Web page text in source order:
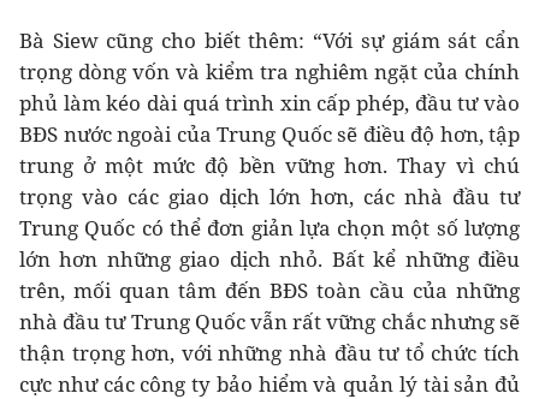
Bà Siew cũng cho biết thêm: “Với sự giám sát cẩn
trọng dòng vốn và kiểm tra nghiêm ngặt của chính
phủ làm kéo dài quá trình xin cấp phép, đầu tư vào
BĐS nước ngoài của Trung Quốc sẽ điều độ hơn, tập
trung ở một mức độ bền vững hơn. Thay vì chú
trọng vào các giao dịch lớn hơn, các nhà đầu tư
Trung Quốc có thể đơn giản lựa chọn một số lượng
lớn hơn những giao dịch nhỏ. Bất kể những điều
trên, mối quan tâm đến BĐS toàn cầu của những
nhà đầu tư Trung Quốc vẫn rất vững chắc nhưng sẽ
thận trọng hơn, với những nhà đầu tư tổ chức tích
cực như các công ty bảo hiểm và quản lý tài sản đủ